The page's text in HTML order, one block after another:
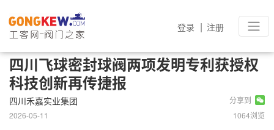
登录 | 注册
四川飞球密封球阀两项发明专利获授权
科技创新再传捷报
四川禾嘉实业集团
分享到
2026-05-11
1064浏览